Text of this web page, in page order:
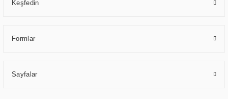
Keşfedin
Formlar
Sayfalar